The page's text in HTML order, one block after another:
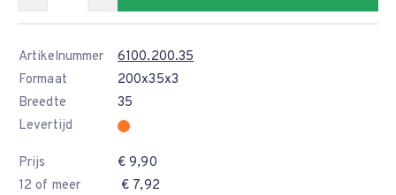
Artikelnummer
6100.200.35
Formaat
200x35x3
Breedte
35
Levertijd
Prijs
€ 9,90
12 of meer
€ 7,92